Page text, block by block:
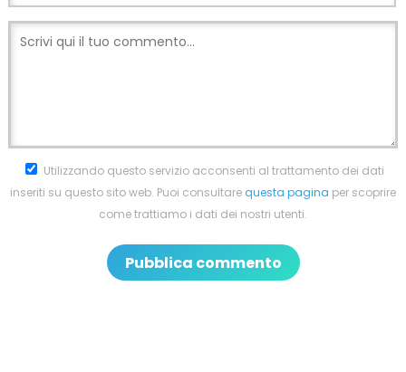
Utilizzando questo servizio acconsenti al trattamento dei dati
inseriti su questo sito web. Puoi consultarequesta pagina per scoprire
come trattiamo i dati dei nostri utenti.